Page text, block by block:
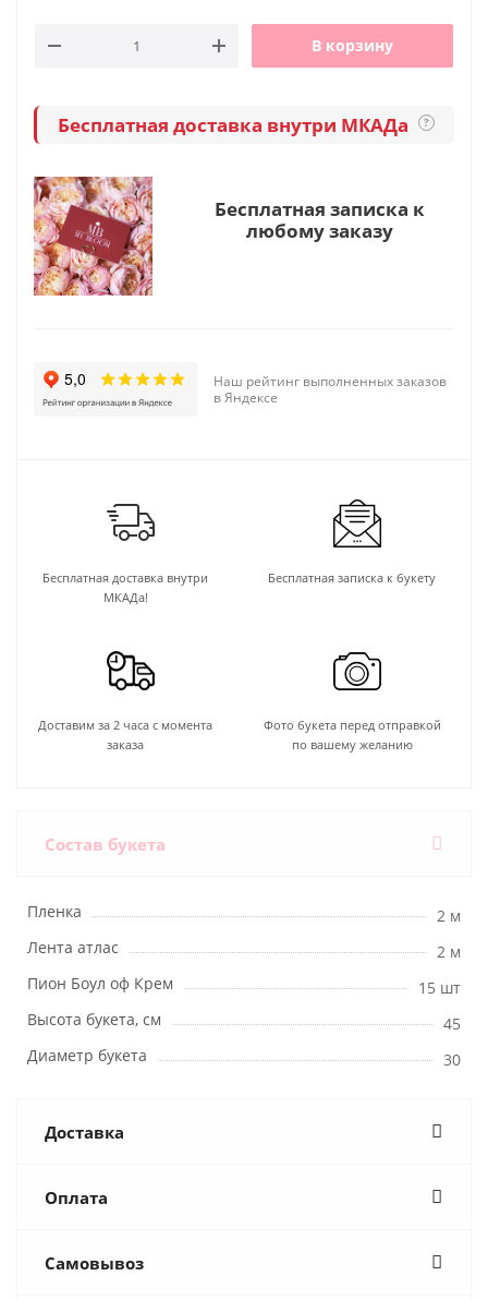
В корзину
Бесплатная доставка внутри МКАДа ?
Бесплатная записка к
любому заказу
Наш рейтинг выполненных заказов
в Яндексе
Бесплатная доставка внутри
МКАДа!
Бесплатная записка к букету
Доставим за 2 часа с момента
заказа
Фото букета перед отправкой
по вашему желанию
Состав букета
Пленка
2 м
Лента атлас
2 м
Пион Боул оф Крем
15 шт
Высота букета, см
45
Диаметр букета
30
Доставка
Оплата
Самовывоз